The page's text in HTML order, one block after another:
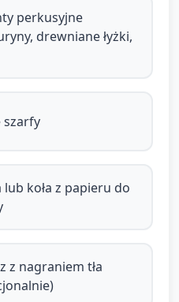
— ćwiczenie
tempa i
na instrumentach (7–8
perkusyjne
mogą wymieniać się w
perkusyjne
drewniane łyżki,
szarfy
koła z papieru do
z nagraniem tła